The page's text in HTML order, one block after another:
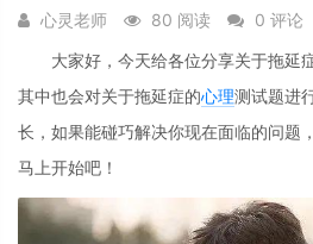
心灵老师 80 阅读 0 评论
大家好，今天给各位分享关于拖延
其中也会对关于拖延症的心理测试题进
长，如果能碰巧解决你现在面临的问题
马上开始吧！